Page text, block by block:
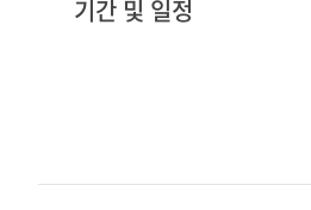
기간 및 일정